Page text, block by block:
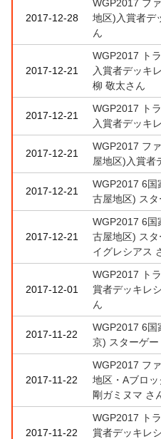
2017-12-28
WGP2017 フ
地区)入賞者デ
ん
2017-12-21
WGP2017 ト
入賞者デッキ
柳 敬太さん
2017-12-21
WGP2017 ト
入賞者デッキ
2017-12-21
WGP2017 フ
屋地区)入賞者
2017-12-21
WGP2017 6国
古屋地区) ス
2017-12-21
WGP2017 6国
古屋地区) ス
イグレシアス
2017-12-01
WGP2017 ト
賞者デッキレ
ん
2017-11-22
WGP2017 6国
京) スターゲ
2017-11-22
WGP2017 フ
地区・Aブロ
剛ガミヌマ さ
2017-11-22
WGP2017 ト
賞者デッキレ